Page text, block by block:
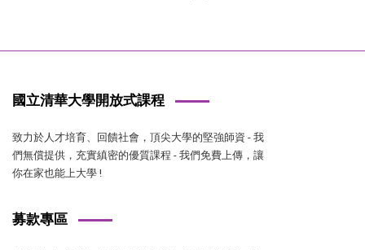
國立清華大學開放式課程
致力於人才培育、回饋社會，頂尖大學的堅強師資 - 我
們無償提供，充實縝密的優質課程 - 我們免費上傳，讓
你在家也能上大學 !
募款專區